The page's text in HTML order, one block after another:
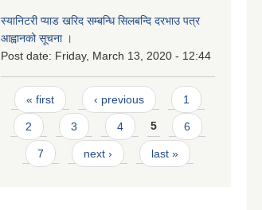
स्यानिटरी प्याड खरिद सम्बन्धि सिलबन्दि दरभाउ पत्र
आह्वानको सूचना ।
Post date: Friday, March 13, 2020 - 12:44
Pages
« first ‹ previous 1
2 3 4 5 6
7 next › last »